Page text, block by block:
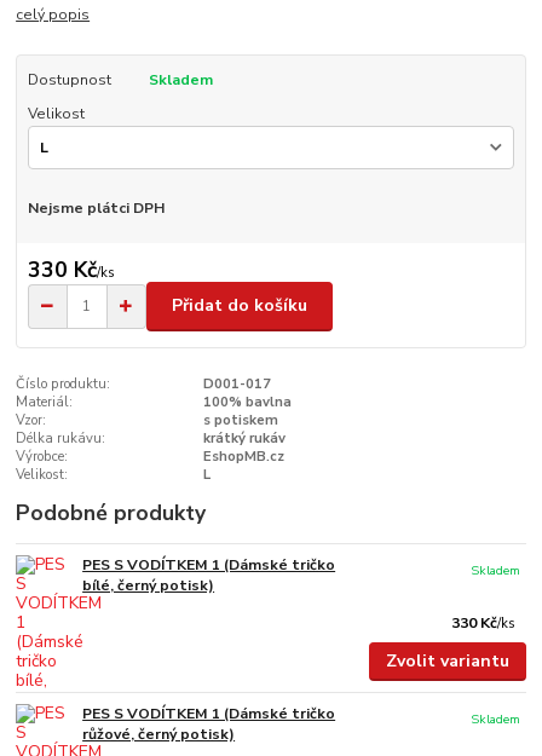
celý popis
Dostupnost
Skladem
Velikost
Nejsme plátci DPH
330 Kč/ks
Přidat do košíku
Číslo produktu:
D001-017
Materiál:
100% bavlna
Vzor:
s potiskem
Délka rukávu:
krátký rukáv
Výrobce:
EshopMB.cz
Velikost:
L
Podobné produkty
PES S VODÍTKEM 1 (Dámské tričko
bílé, černý potisk)
330 Kč/ks
Skladem
Zvolit variantu
PES S VODÍTKEM 1 (Dámské tričko
růžové, černý potisk)
Skladem